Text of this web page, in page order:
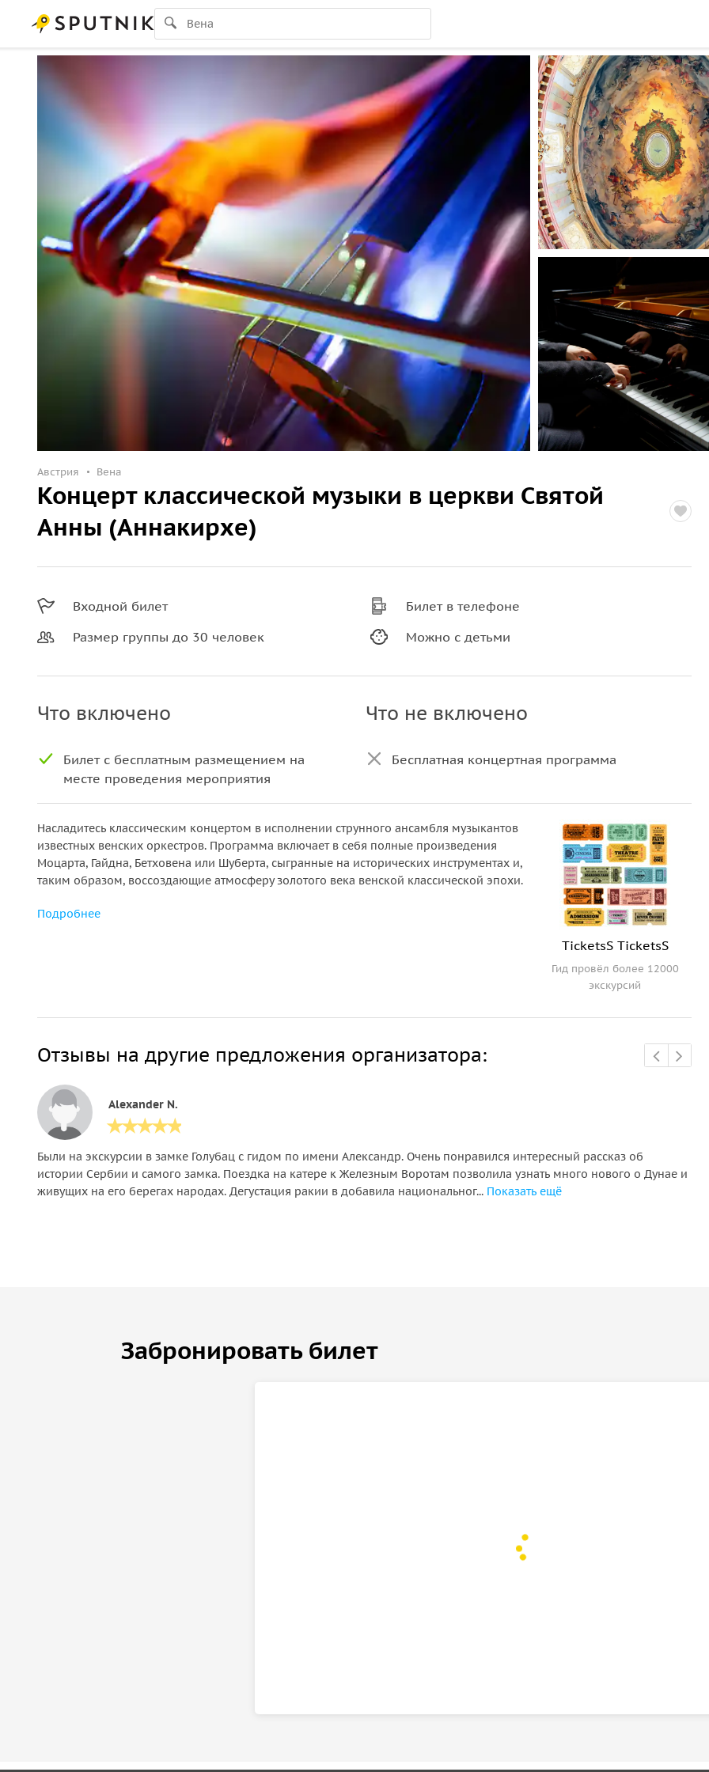
Австрия Вена
Концерт классической музыки в церкви Святой
Анны (Аннакирхе)
Входной билет
Размер группы до 30 человек
Билет в телефоне
Можно с детьми
Что включено
Билет с бесплатным размещением на
месте проведения мероприятия
Что не включено
Бесплатная концертная программа
Насладитесь классическим концертом в исполнении струнного ансамбля музыкантов
известных венских оркестров. Программа включает в себя полные произведения
Моцарта, Гайдна, Бетховена или Шуберта, сыгранные на исторических инструментах и,
таким образом, воссоздающие атмосферу золотого века венской классической эпохи.
Подробнее
TicketsS TicketsS
Гид провёл более 12000
экскурсий
Отзывы на другие предложения организатора:
Alexander N.
Были на экскурсии в замке Голубац с гидом по имени Александр. Очень понравился интересный рассказ об
истории Сербии и самого замка. Поездка на катере к Железным Воротам позволила узнать много нового о Дунае и
живущих на его берегах народах. Дегустация ракии в добавила национальног... Показать ещё
Забронировать билет